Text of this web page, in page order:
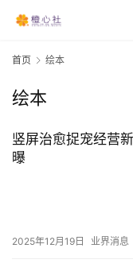
首页 绘本
绘本
竖屏治愈捉宠经营
曝
2025年12月19日 业界消息